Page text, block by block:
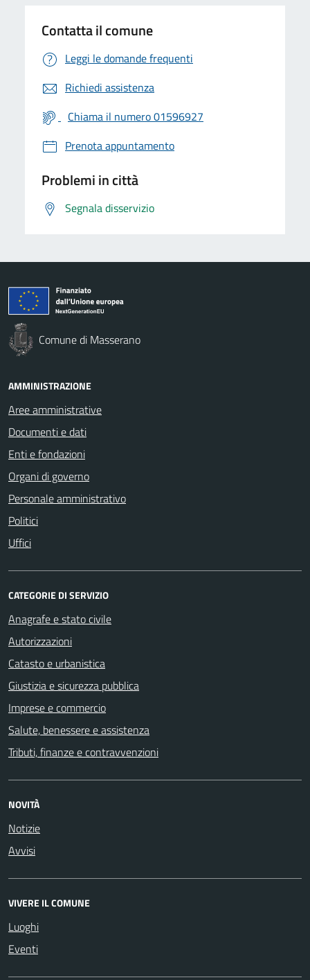
Contatta il comune
Leggi le domande frequenti
Richiedi assistenza
Chiama il numero 01596927
Prenota appuntamento
Problemi in città
Segnala disservizio
Comune di Masserano
AMMINISTRAZIONE
Aree amministrative
Documenti e dati
Enti e fondazioni
Organi di governo
Personale amministrativo
Politici
Uffici
CATEGORIE DI SERVIZIO
Anagrafe e stato civile
Autorizzazioni
Catasto e urbanistica
Giustizia e sicurezza pubblica
Imprese e commercio
Salute, benessere e assistenza
Tributi, finanze e contravvenzioni
NOVITÀ
Notizie
Avvisi
VIVERE IL COMUNE
Luoghi
Eventi